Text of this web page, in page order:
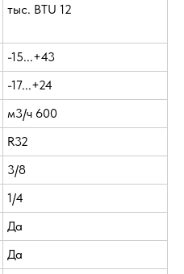
тыс. BTU 12
-15...+43
-17...+24
м3/ч 600
R32
3/8
1/4
Да
Да